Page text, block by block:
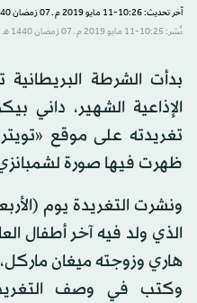
آخر تحديث: 10:26-11 مايو 2019 م ـ 07 رَمضان 1440 هـ
نُشر: 10:25-11 مايو 2019 م ـ 07 رَمضان 1440 هـ
بدأت الشرطة
الإذاعية الشهير، داني
تغريدته على موقع
ظهرت فيها صورة
ونشرت التغريدة يوم
الذي ولد فيه آخر أطفال
هاري وزوجته ميغان
وكتب في وصف